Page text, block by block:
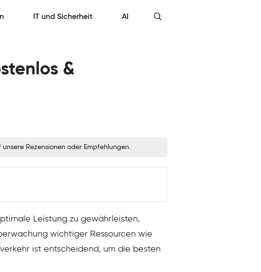
IT und Sicherheit AI
&
Rezensionen oder Empfehlungen.
Leistung zu gewährleisten,
wichtiger Ressourcen wie
ist entscheidend, um die besten